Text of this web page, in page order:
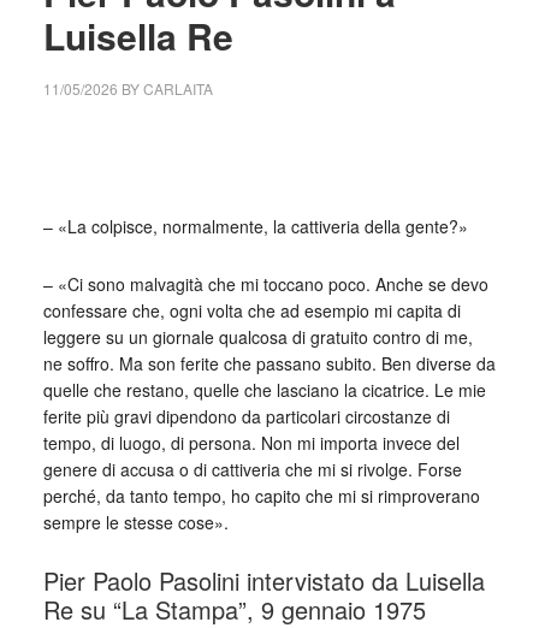
Luisella Re
11/05/2026 BYCARLAITA
– «La colpisce, normalmente, la cattiveria della gente?»
– «Ci sono malvagità che mi toccano poco. Anche se devo
confessare che, ogni volta che ad esempio mi capita di
leggere su un giornale qualcosa di gratuito contro di me,
ne soffro. Ma son ferite che passano subito. Ben diverse da
quelle che restano, quelle che lasciano la cicatrice. Le mie
ferite più gravi dipendono da particolari circostanze di
tempo, di luogo, di persona. Non mi importa invece del
genere di accusa o di cattiveria che mi si rivolge. Forse
perché, da tanto tempo, ho capito che mi si rimproverano
sempre le stesse cose».
Pier Paolo Pasolini intervistato da Luisella
Re su “La Stampa”, 9 gennaio 1975